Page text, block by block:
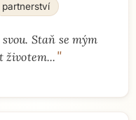
partnerství
Staň se mým
životem..."